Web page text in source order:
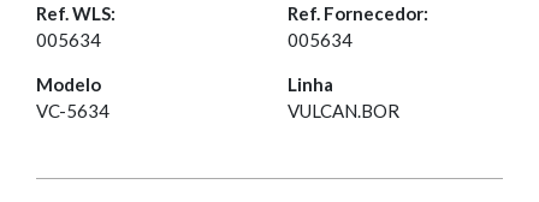
Ref. WLS:
005634
Ref. Fornecedor:
005634
Modelo
VC-5634
Linha
VULCAN.BOR